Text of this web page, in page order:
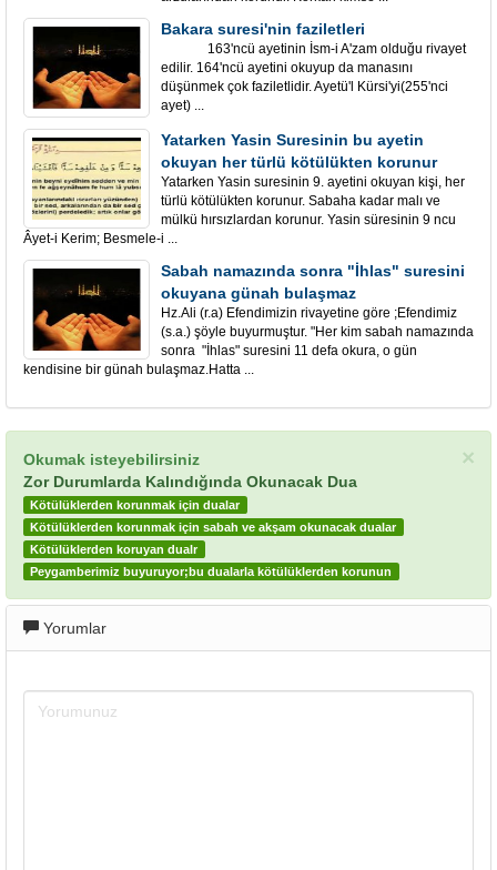
Bakara suresi'nin faziletleri
163'ncü ayetinin İsm-i A'zam olduğu rivayet
edilir. 164'ncü ayetini okuyup da manasını
düşünmek çok faziletlidir. Ayetü'l Kürsi'yi(255'nci
ayet) ...
Yatarken Yasin Suresinin bu ayetin
okuyan her türlü kötülükten korunur
Yatarken Yasin suresinin 9. ayetini okuyan kişi, her
türlü kötülükten korunur. Sabaha kadar malı ve
mülkü hırsızlardan korunur. Yasin süresinin 9 ncu
Âyet-i Kerim; Besmele-i ...
Sabah namazında sonra "İhlas" suresini
okuyana günah bulaşmaz
Hz.Ali (r.a) Efendimizin rivayetine göre ;Efendimiz
(s.a.) şöyle buyurmuştur. "Her kim sabah namazında
sonra "İhlas" suresini 11 defa okura, o gün
kendisine bir günah bulaşmaz.Hatta ...
×
Okumak isteyebilirsiniz
Zor Durumlarda Kalındığında Okunacak Dua
Kötülüklerden korunmak için dualar
Kötülüklerden korunmak için sabah ve akşam okunacak dualar
Kötülüklerden koruyan dualr
Peygamberimiz buyuruyor;bu dualarla kötülüklerden korunun
Yorumlar